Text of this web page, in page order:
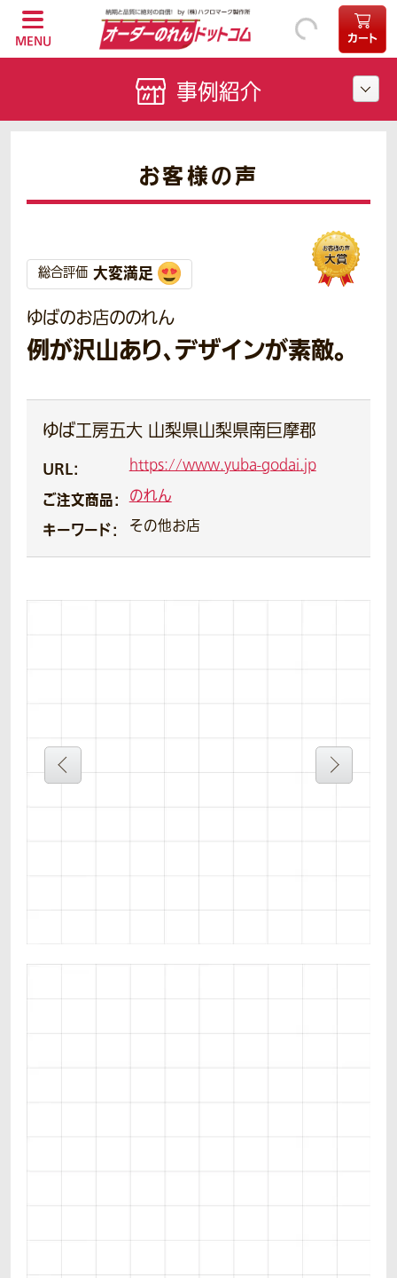
MENU カート
お客様の声
総合評価 大変満足
ゆばのお店ののれん
例が沢山あり、デザインが素敵。
ゆば工房五大 山梨県山梨県南巨摩郡
URL： https://www.yuba-godai.jp
ご注文商品： のれん
キーワード： その他お店
事例紹介